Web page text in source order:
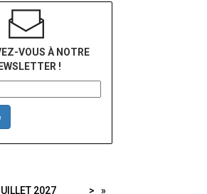
VOUS À NOTRE
!
2027 > »